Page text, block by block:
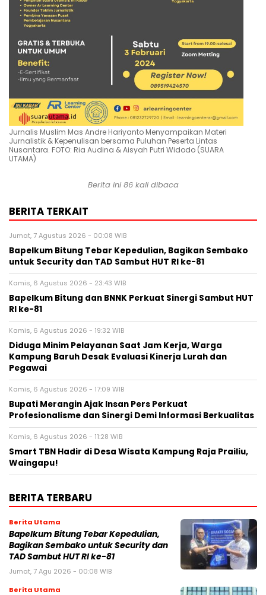
Jurnalis Muslim Mas Andre Hariyanto Menyampaikan Materi
Jurnalistik & Kepenulisan bersama Puluhan Peserta Lintas
Nusantara. FOTO: Ria Audina & Aisyah Putri Widodo (SUARA
UTAMA)
Berita ini 86kali dibaca
BERITA TERKAIT
Jumat, 7 Agustus 2026 - 00:08 WIB
Bapelkum Bitung Tebar Kepedulian, Bagikan Sembako
untuk Security dan TAD Sambut HUT RI ke-81
Kamis, 6 Agustus 2026 - 23:43 WIB
Bapelkum Bitung dan BNNK Perkuat Sinergi Sambut HUT
RI ke-81
Kamis, 6 Agustus 2026 - 19:32 WIB
Diduga Minim Pelayanan Saat Jam Kerja, Warga
Kampung Baruh Desak Evaluasi Kinerja Lurah dan
Pegawai
Kamis, 6 Agustus 2026 - 17:09 WIB
Bupati Merangin Ajak Insan Pers Perkuat
Profesionalisme dan Sinergi Demi Informasi Berkualitas
Kamis, 6 Agustus 2026 - 11:28 WIB
Smart TBN Hadir di Desa Wisata Kampung Raja Prailiu,
Waingapu!
BERITA TERBARU
Berita Utama
Bapelkum Bitung Tebar Kepedulian,
Bagikan Sembako untuk Security dan
TAD Sambut HUT RI ke-81
Jumat, 7 Agu 2026 - 00:08 WIB
Berita Utama